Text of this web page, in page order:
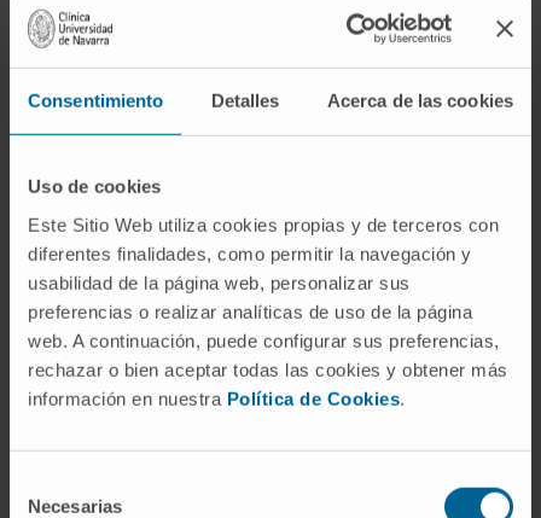
Consentimiento Detalles Acerca de las cookies
Uso de cookies
Este Sitio Web utiliza cookies propias y de terceros con
diferentes finalidades, como permitir la navegación y
usabilidad de la página web, personalizar sus
preferencias o realizar analíticas de uso de la página
web. A continuación, puede configurar sus preferencias,
rechazar o bien aceptar todas las cookies y obtener más
información en nuestra Política de Cookies.
Necesarias
prestigio, la entrega y el compromiso social del Dr.
Prósper, también codirector del Servicio de
Hematología y Hemoterapia y del Programa de
Hemato-Oncología del Cima.
Este artículo está
incluido en la revista